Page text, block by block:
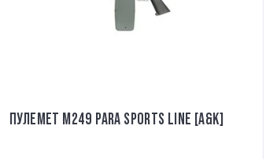
ПУЛЕМЕТ M249 PARA SPORTS LINE [A&K]